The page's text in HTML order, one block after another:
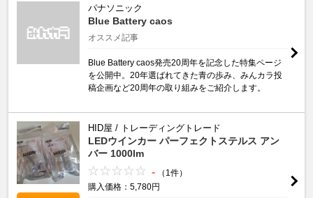
パナソニック
Blue Battery caos
オススメ記事
Blue Battery caos発売20周年を記念した特集ページ
を公開中。20年選ばれてきた青の歩み、みんカラ投
稿企画など20周年の取り組みをご紹介します。
HID屋 / トレーディングトレード
LEDウインカー パーフェクトステルス アン
バー 1000lm
-
（1件）
購入価格：5,780円